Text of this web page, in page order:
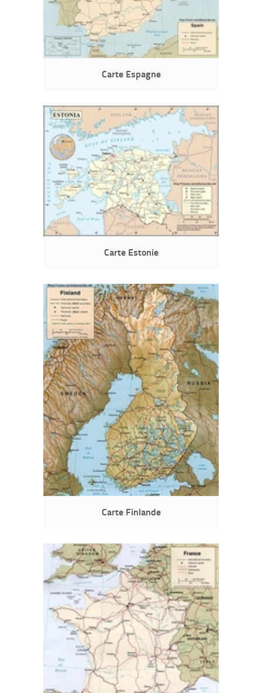
Carte Espagne
Carte Estonie
Carte Finlande